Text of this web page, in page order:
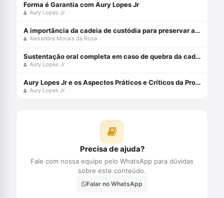
Forma é Garantia com Aury Lopes Jr
Aury Lopes Jr
A importância da cadeia de custódia para preservar a prova penal
Alexandre Morais da Rosa
Sustentação oral completa em caso de quebra da cadeia de custódia da prova digital com Aury Lopes Jr
Aury Lopes Jr
Aury Lopes Jr e os Aspectos Práticos e Críticos da Prova Penal
Aury Lopes Jr
Precisa de ajuda?
Fale com nossa equipe pelo WhatsApp para dúvidas
sobre este conteúdo.
Falar no WhatsApp